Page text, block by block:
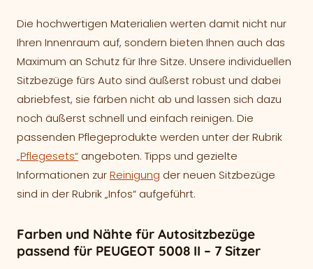
Die hochwertigen Materialien werten damit nicht nur
Ihren Innenraum auf, sondern bieten Ihnen auch das
Maximum an Schutz für Ihre Sitze. Unsere individuellen
Sitzbezüge fürs Auto sind äußerst robust und dabei
abriebfest, sie färben nicht ab und lassen sich dazu
noch äußerst schnell und einfach reinigen. Die
passenden Pflegeprodukte werden unter der Rubrik
„Pflegesets“ angeboten. Tipps und gezielte
Informationen zurReinigung der neuen Sitzbezüge
sind in der Rubrik „Infos“ aufgeführt.
Farben und Nähte für Autositzbezüge
passend für PEUGEOT 5008 II – 7 Sitzer